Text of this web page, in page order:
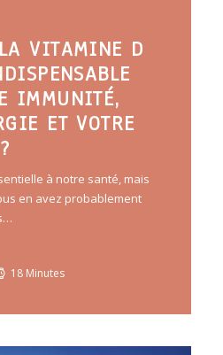
VITAMINE D
IMMUNITÉ,
ET VOTRE
à notre santé, mais
en avez probablement
18 Minutes